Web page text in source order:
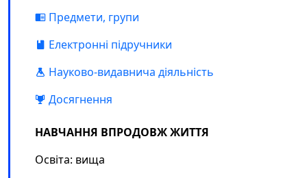
Предмети, групи
Електронні підручники
Науково-видавнича діяльність
Досягнення
НАВЧАННЯ ВПРОДОВЖ ЖИТТЯ
Освіта: вища